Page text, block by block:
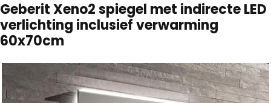
Geberit Xeno2 spiegel met indirecte LED
verlichting inclusief verwarming
60x70cm